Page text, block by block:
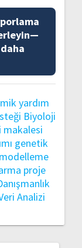
yardım
Biyoloji
makalesi
genetik
modelleme
proje
Analizi